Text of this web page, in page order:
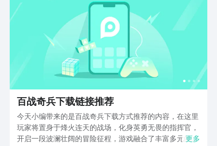
百战奇兵下载链接推荐
今天小编带来的是百战奇兵下载方式推荐的内容，在这里
玩家将置身于烽火连天的战场，化身英勇无畏的指挥官，
开启一段波澜壮阔的冒险征程，游戏融合了丰富多元的战
更多